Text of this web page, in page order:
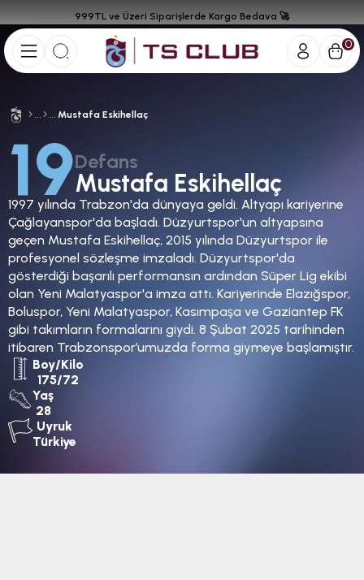
0
999TL ve Üzeri Siparişlerde Kargo Bedava 🚀
Mustafa Eskihellaç
19Defans
Mustafa Eskihellaç
1997 yılında Trabzon'da dünyaya geldi. Altyapı kariyerine
Çağlayanspor'da başladı. Düzyurtspor'un altyapsına
geçen Mustafa Eskihellaç, 2015 yılında Düzyurtspor ile
profesyonel sözleşme imzaladı. Düzyurtspor'da
gösterdiği başarılı performansın ardından Süper Lig ekibi
olan Yeni Malatyaspor'a imza attı. Kariyerinde Elazığspor,
Boluspor, Yeni Malatyaspor, Kasımpaşa ve Gaziantep FK
gibi takımların formalarını giydi. 8 Şubat 2025 tarihinden
itibaren Trabzonspor’umuzda forma giymeye başlamıştır.
Boy/Kilo
175/72
Yaş
28
Uyruk
Türkiye